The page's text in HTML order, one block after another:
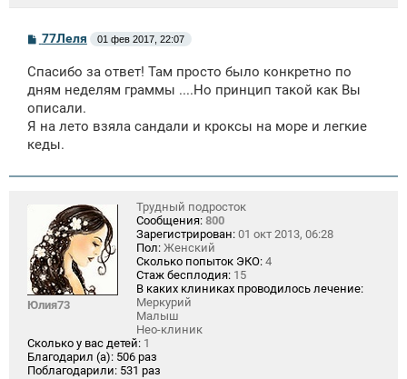
С
б
щ
н
и
77Леля 01 фев 2017, 22:07
Спасибо за ответ! Там просто было конкретно по
дням неделям граммы ....Но принцип такой как Вы
описали.
Я на лето взяла сандали и кроксы на море и легкие
кеды.
Юлия73
Трудный подросток
Сообщения: 800
Зарегистрирован: 01 окт 2013, 06:28
Пол: Женский
Сколько попыток ЭКО: 4
Стаж бесплодия: 15
В каких клиниках проводилось лечение:
Меркурий
Малыш
Нео-клиник
Сколько у вас детей: 1
Благодарил (а): 506 раз
Поблагодарили: 531 раз